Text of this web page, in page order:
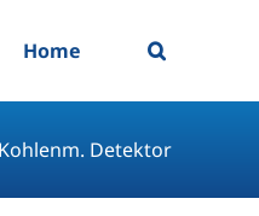
Home
Kohlenm. Detektor